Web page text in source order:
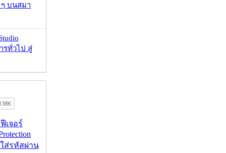
บนสมา
รทั่วไป สู่
เจอร์
ส่รหัสผ่าน